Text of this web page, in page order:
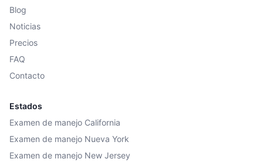
Blog
Noticias
Precios
FAQ
Contacto
Estados
Examen de manejo California
Examen de manejo Nueva York
Examen de manejo New Jersey